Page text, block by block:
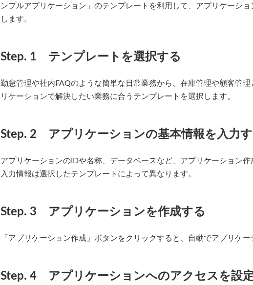
ンプルアプリケーション」のテンプレートを利用して、アプリケーシ
します。
Step. 1 テンプレートを選択する
勤怠管理や社内FAQのような簡単な日常業務から、在庫管理や顧客管
リケーションで解決したい業務に合うテンプレートを選択します。
Step. 2 アプリケーションの基本情報を入力
アプリケーションのIDや名称、データベースなど、アプリケーション作
入力情報は選択したテンプレートによって異なります。
Step. 3 アプリケーションを作成する
「アプリケーション作成」ボタンをクリックすると、自動でアプリケー
Step. 4 アプリケーションへのアクセスを設